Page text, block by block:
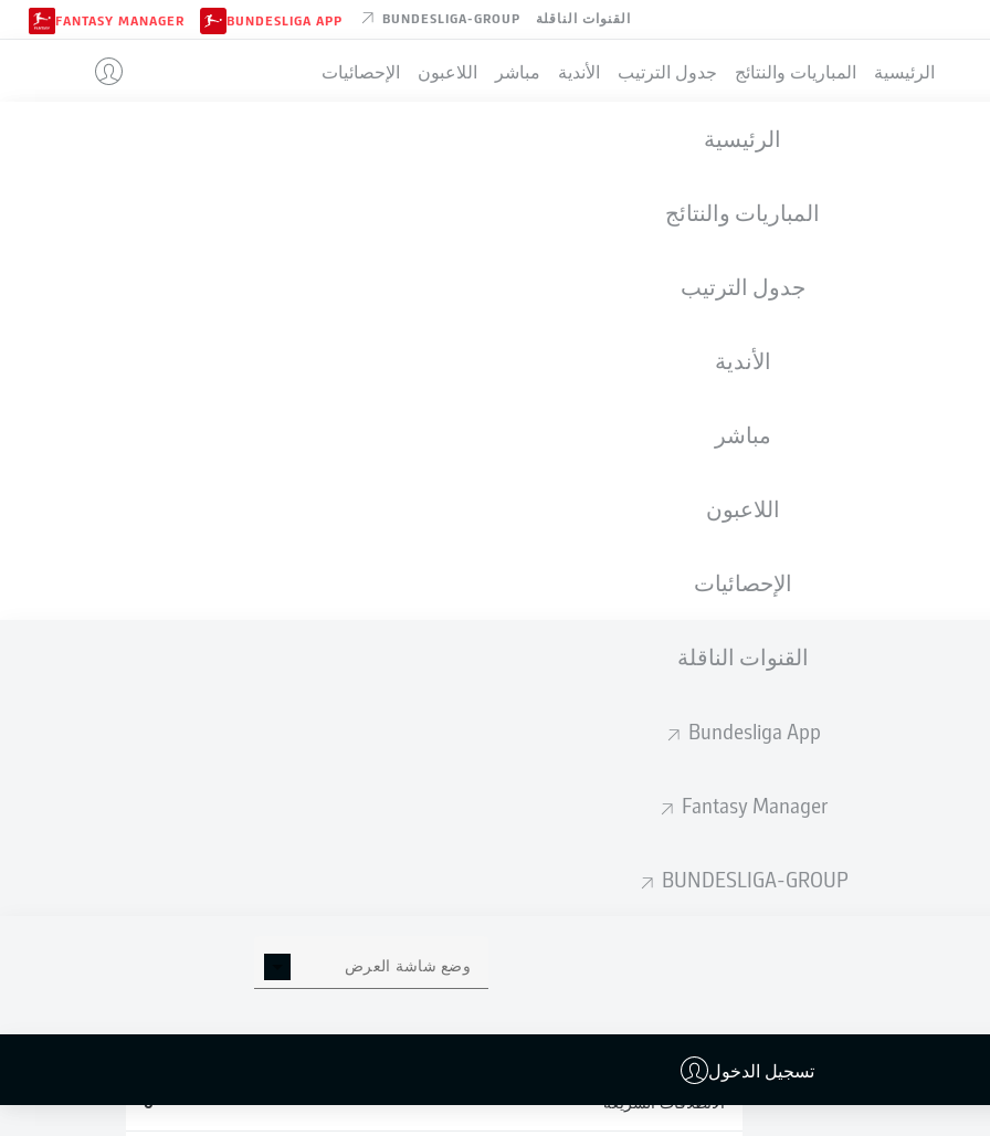
القنوات الناقلة BUNDESLIGA-GROUP
BUNDESLIGA APP
FANTASY MANAGER
الرئيسية المباريات والنتائج جدول الترتيب الأندية مباشر اللاعبون الإحصائيات
الرئيسية
المباريات والنتائج
جدول الترتيب
الأندية
مباشر
اللاعبون
الإحصائيات
القنوات الناقلة
Bundesliga App
Fantasy Manager
BUNDESLIGA-GROUP
وضع شاشة العرض
تسجيل الدخول
23.05.1993
إحصائيات موسم 2026/2027
الانطلاقات السريعة 0